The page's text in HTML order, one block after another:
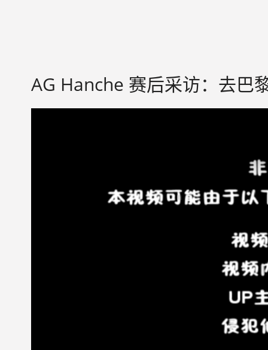
AG Hanche 赛后采访：去巴